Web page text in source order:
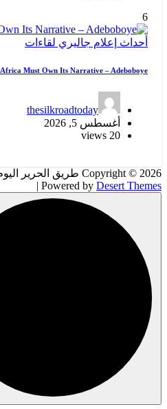
6
أحداث إعلام جاليري لقاءات
Africa Must Own Its Narrative – Adeboboye
thesilkroadtoday
أغسطس 5, 2026
20 views
| Powered by Desert Themes